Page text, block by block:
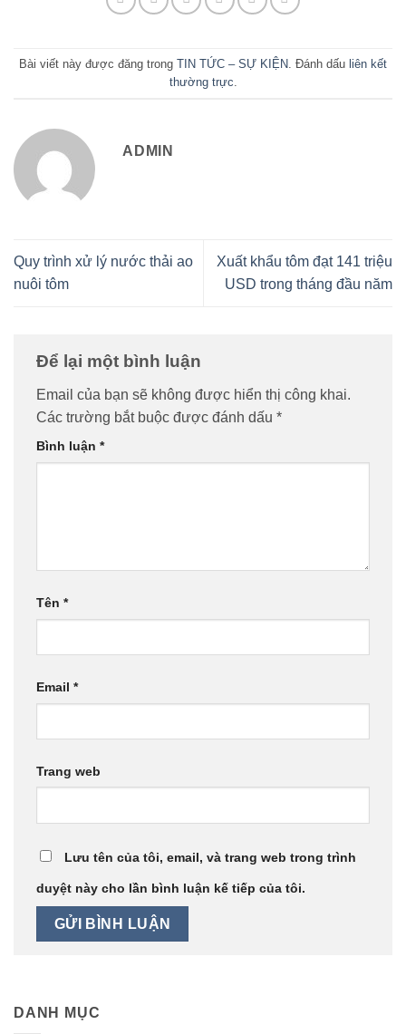
Bài viết này được đăng trong TIN TỨC – SỰ KIỆN . Đánh dấu liên kết
thường trực
ADMIN
Quy trình xử lý nước thải ao
nuôi tôm
Xuất khẩu tôm đạt 141 triệu
USD trong tháng đầu năm
Để lại một bình luận
Email của bạn sẽ không được hiển thị công khai.
Các trường bắt buộc được đánh dấu *
Bình luận *
Tên *
Email *
Trang web
Lưu tên của tôi, email, và trang web trong trình
duyệt này cho lần bình luận kế tiếp của tôi.
DANH MỤC